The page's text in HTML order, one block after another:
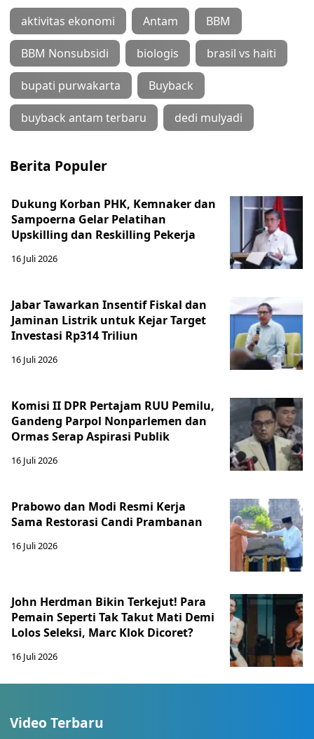
aktivitas ekonomi Antam BBM
BBM Nonsubsidi biologis brasil vs haiti
bupati purwakarta Buyback
buyback antam terbaru dedi mulyadi
Berita Populer
Dukung Korban PHK, Kemnaker dan
Sampoerna Gelar Pelatihan
Upskilling dan Reskilling Pekerja
16 Juli 2026
Jabar Tawarkan Insentif Fiskal dan
Jaminan Listrik untuk Kejar Target
Investasi Rp314 Triliun
16 Juli 2026
Komisi II DPR Pertajam RUU Pemilu,
Gandeng Parpol Nonparlemen dan
Ormas Serap Aspirasi Publik
16 Juli 2026
Prabowo dan Modi Resmi Kerja
Sama Restorasi Candi Prambanan
16 Juli 2026
John Herdman Bikin Terkejut! Para
Pemain Seperti Tak Takut Mati Demi
Lolos Seleksi, Marc Klok Dicoret?
16 Juli 2026
Video Terbaru